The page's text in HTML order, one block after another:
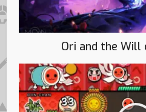
Ori and the Will